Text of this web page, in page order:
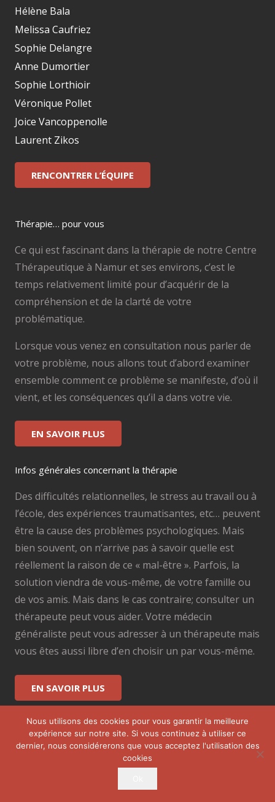
Hélène Bala
Melissa Caufriez
Sophie Delangre
Anne Dumortier
Sophie Lorthioir
Véronique Pollet
Joice Vancoppenolle
Laurent Zikos
RENCONTRER L’ÉQUIPE
Thérapie… pour vous
Ce qui est fascinant dans la thérapie de notre Centre
Thérapeutique à Namur et ses environs, c’est le
temps relativement limité pour d’acquérir de la
compréhension et de la clarté de votre
problématique.
Lorsque vous venez en consultation nous parler de
votre problème, nous allons tout d’abord examiner
ensemble comment ce problème se manifeste, d’où il
vient, et les conséquences qu’il a dans votre vie.
EN SAVOIR PLUS
Infos générales concernant la thérapie
Des difficultés relationnelles, le stress au travail ou à
l’école, des expériences traumatisantes, etc… peuvent
être la cause des problèmes psychologiques. Mais
bien souvent, on n’arrive pas à savoir quelle est
réellement la raison de ce « mal-être ». Parfois, la
solution viendra de vous-même, de votre famille ou
de vos amis. Mais dans le cas contraire; consulter un
thérapeute peut vous aider. Votre médecin
généraliste peut vous adresser à un thérapeute mais
vous êtes aussi libre d’en choisir un par vous-même.
EN SAVOIR PLUS
Nos partenaires
OfficePlus Business Centers
Centre Tulipe – Espace paramédicale et bien-être
Nous utilisons des cookies pour vous garantir la meilleure
expérience sur notre site. Si vous continuez à utiliser ce
dernier, nous considérerons que vous acceptez l'utilisation des
cookies